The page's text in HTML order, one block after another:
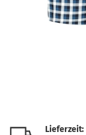
Lieferzeit: